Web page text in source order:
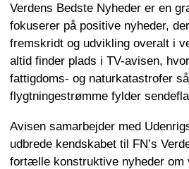
Verdens Bedste Nyheder er en
fokuserer på positive nyheder,
fremskridt og udvikling overalt i
altid finder plads i TV-avisen,
fattigdoms- og naturkatastrofer
flygtningestrømme fylder
Avisen samarbejder med
udbrede kendskabet til FN’s
fortælle konstruktive nyheder om